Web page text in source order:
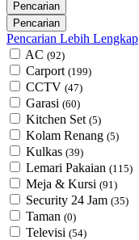
Pencarian Lebih Lengkap
AC (92)
Carport (199)
CCTV (47)
Garasi (60)
Kitchen Set (5)
Kolam Renang (5)
Kulkas (39)
Lemari Pakaian (115)
Meja & Kursi (91)
Security 24 Jam (35)
Taman (0)
Televisi (54)